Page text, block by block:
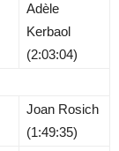
Adèle
Kerbaol
(2:03:04)
Joan Rosich
(1:49:35)